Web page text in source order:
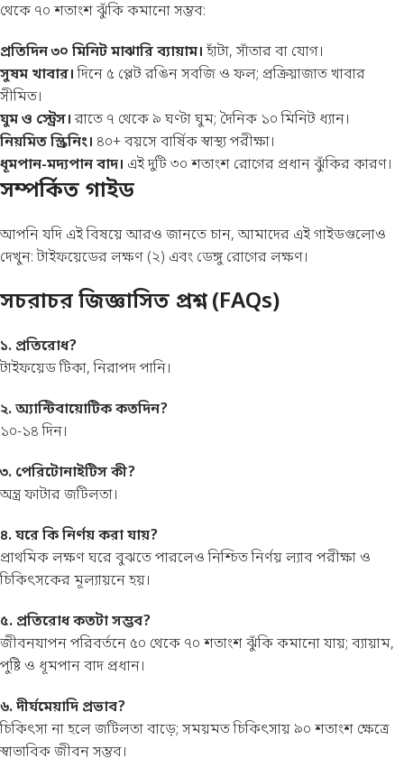
থেকে ৭০ শতাংশ ঝুঁকি কমানো সম্ভব:
প্রতিদিন ৩০ মিনিট মাঝারি ব্যায়াম।হাঁটা, সাঁতার বা যোগ।
সুষম খাবার।দিনে ৫ প্লেট রঙিন সবজি ও ফল; প্রক্রিয়াজাত খাবার
সীমিত।
ঘুম ও স্ট্রেস।রাতে ৭ থেকে ৯ ঘণ্টা ঘুম; দৈনিক ১০ মিনিট ধ্যান।
নিয়মিত স্ক্রিনিং। ৪০+ বয়সে বার্ষিক স্বাস্থ্য পরীক্ষা।
ধূমপান-মদ্যপান বাদ। এই দুটি ৩০ শতাংশ রোগের প্রধান ঝুঁকির কারণ।
সম্পর্কিত গাইড
আপনি যদি এই বিষয়ে আরও জানতে চান, আমাদের এই গাইডগুলোও
দেখুন:টাইফয়েডের লক্ষণ (২) এবং ডেঙ্গু রোগের লক্ষণ।
সচরাচর জিজ্ঞাসিত প্রশ্ন (FAQs)
১. প্রতিরোধ?
টাইফয়েড টিকা, নিরাপদ পানি।
২. অ্যান্টিবায়োটিক কতদিন?
১০-১৪ দিন।
৩. পেরিটোনাইটিস কী?
অন্ত্র ফাটার জটিলতা।
৪. ঘরে কি নির্ণয় করা যায়?
প্রাথমিক লক্ষণ ঘরে বুঝতে পারলেও নিশ্চিত নির্ণয় ল্যাব পরীক্ষা ও
চিকিৎসকের মূল্যায়নে হয়।
৫. প্রতিরোধ কতটা সম্ভব?
জীবনযাপন পরিবর্তনে ৫০ থেকে ৭০ শতাংশ ঝুঁকি কমানো যায়; ব্যায়াম,
পুষ্টি ও ধূমপান বাদ প্রধান।
৬. দীর্ঘমেয়াদি প্রভাব?
চিকিৎসা না হলে জটিলতা বাড়ে; সময়মত চিকিৎসায় ৯০ শতাংশ ক্ষেত্রে
স্বাভাবিক জীবন সম্ভব।